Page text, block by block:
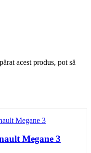
acest produs, pot să
Megane 3